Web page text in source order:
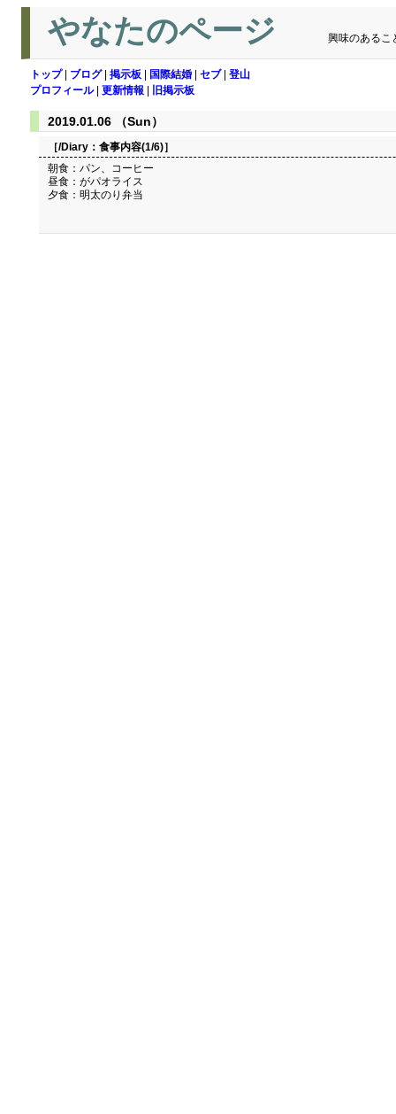
やなたのページ 興味のあるこ
トップ| ブログ| 掲示板 国際結婚 セブ| 登山
プロフィール| 更新情報 旧掲示板
2019.01.06 （Sun）
［/Diary： 食事内容(1/6)］
朝食：パン、コーヒー
昼食：がパオライス
夕食：明太のり弁当